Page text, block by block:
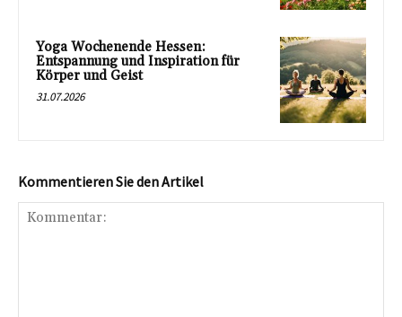
Yoga Wochenende Hessen:
Entspannung und Inspiration für
Körper und Geist
31.07.2026
Kommentieren Sie den Artikel